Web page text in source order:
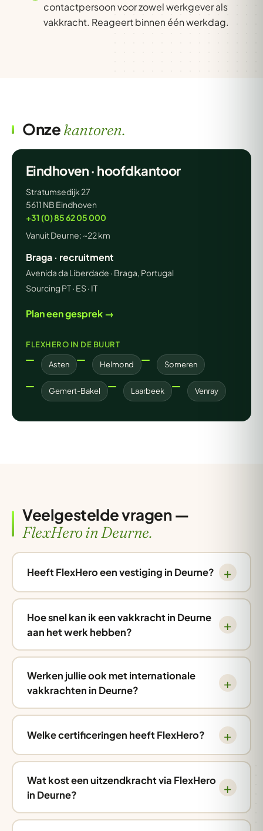
contactpersoon voor zowel werkgever als
vakkracht. Reageert binnen één werkdag.
Onzekantoren.
Eindhoven · hoofdkantoor
Stratumsedijk 27
5611 NB Eindhoven
+31 (0) 85 62 05 000
Vanuit Deurne: ~22 km
Braga · recruitment
Avenida da Liberdade · Braga, Portugal
Sourcing PT · ES · IT
Plan een gesprek →
FLEXHERO IN DE BUURT
Asten Helmond Someren
Gemert-Bakel Laarbeek Venray
Veelgestelde vragen —
FlexHero in Deurne.
Heeft FlexHero een vestiging in Deurne?
Hoe snel kan ik een vakkracht in Deurne
aan het werk hebben?
Werken jullie ook met internationale
vakkrachten in Deurne?
Welke certificeringen heeft FlexHero?
Wat kost een uitzendkracht via FlexHero
in Deurne?